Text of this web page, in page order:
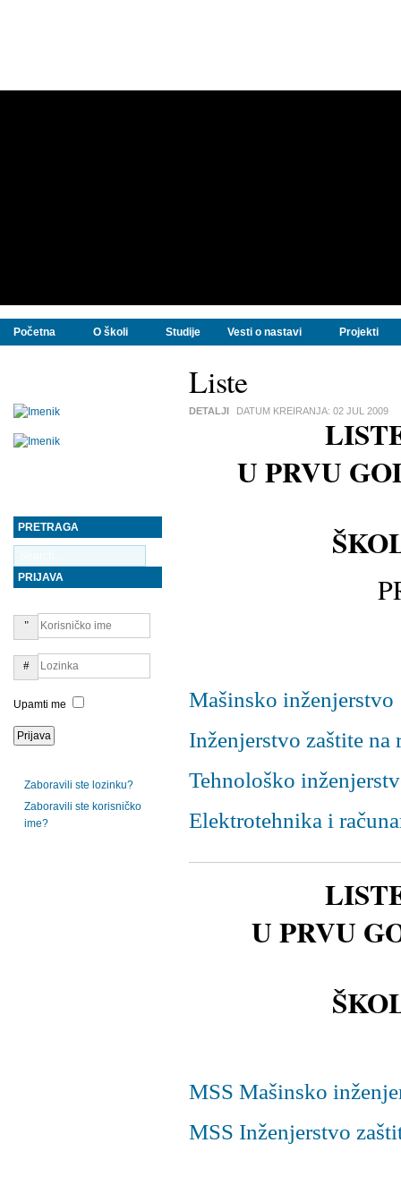
Početna O školi Studije Vesti o nastavi Projekti
Liste
DETALJI DATUM KREIRANJA: 02 JUL 2009
U PRVU
Mašinsko inženjerstvo
Inženjerstvo zaštite na
Tehnološko
Elektrotehnika i
U PRVU
MSS Mašinsko
MSS Inženjerstvo
PRETRAGA
PRIJAVA
Upamti me
Zaboravili ste lozinku?
Zaboravili ste korisničko
ime?